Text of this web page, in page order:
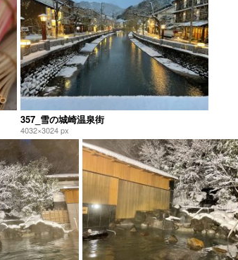
357_雪の城崎温泉街
4032×3024 px